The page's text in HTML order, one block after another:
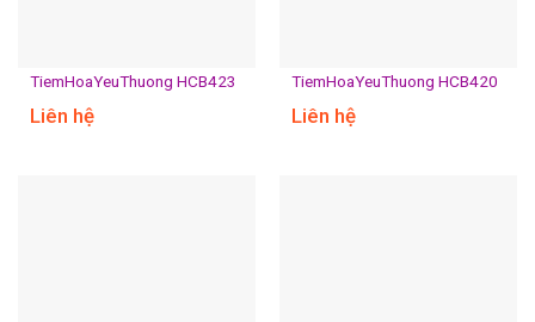
TiemHoaYeuThuong HCB423
Liên hệ
TiemHoaYeuThuong HCB420
Liên hệ